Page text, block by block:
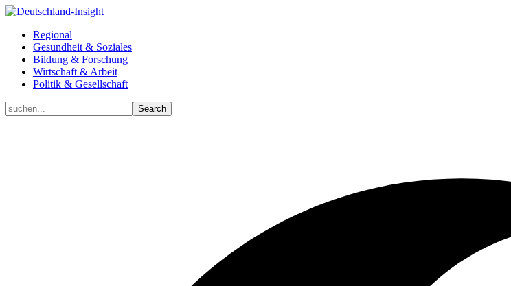
Regional
Gesundheit & Soziales
Bildung & Forschung
Wirtschaft & Arbeit
Politik & Gesellschaft